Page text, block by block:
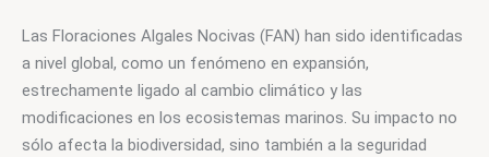
Las Floraciones Algales Nocivas (FAN) han sido identificadas
a nivel global, como un fenómeno en expansión,
estrechamente ligado al cambio climático y las
modificaciones en los ecosistemas marinos. Su impacto no
sólo afecta la biodiversidad, sino también a la seguridad